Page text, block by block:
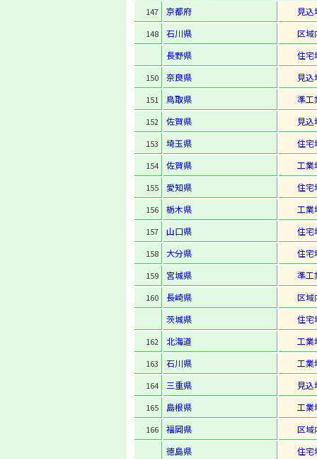
147 京都府 見込
148 石川県
区域
長野県
住宅
150 奈良県 見込
151 鳥取県 準工
152 佐賀県 見込
153 埼玉県 住宅
154 佐賀県 工業
155 愛知県 住宅
156 栃木県 工業
157 山口県 住宅
158 大分県 住宅
159 宮城県 準工
160 長崎県
区域
茨城県
住宅
162 北海道 工業
163 石川県 工業
164 三重県 見込
165 島根県 工業
166 福岡県
区域
徳島県
住宅